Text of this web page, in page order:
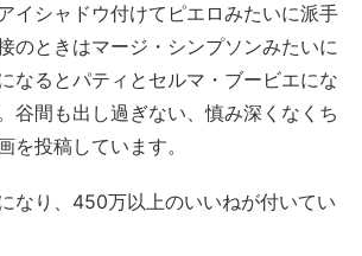
イシャドウ付けてピエロみたいに派手
のときはマージ・シンプソンみたいに
なるとパティとセルマ・ブービエにな
谷間も出し過ぎない、慎み深くなくち
を投稿しています。
なり、450万以上のいいねが付いてい